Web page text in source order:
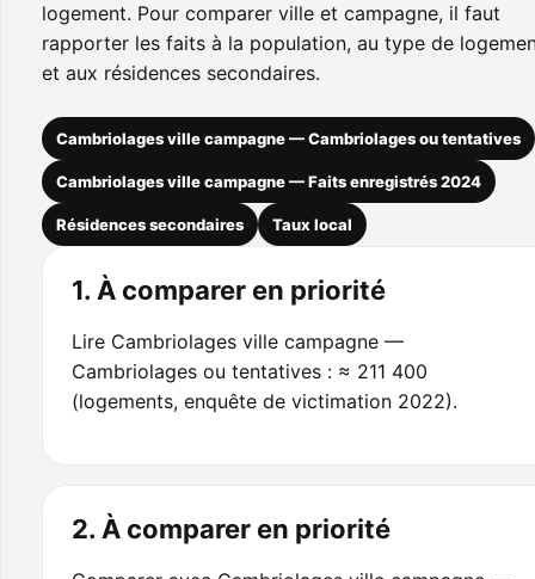
logement. Pour comparer ville et campagne, il faut
rapporter les faits à la population, au type de
et aux résidences secondaires.
Cambriolages ville campagne — Cambriolages ou tentatives
Cambriolages ville campagne — Faits enregistrés 2024
Résidences secondaires Taux local
1. À comparer en priorité
Lire Cambriolages ville campagne —
Cambriolages ou tentatives : ≈ 211 400
(logements, enquête de victimation 2022).
2. À comparer en priorité